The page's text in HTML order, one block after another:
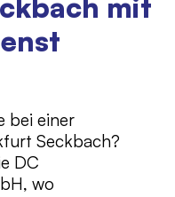
bei einer
Seckbach?
DC
wo